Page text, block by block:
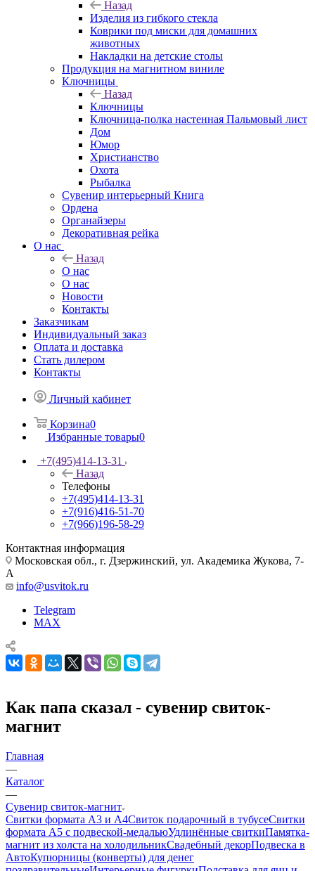
Назад
Изделия из гибкого стекла
Коврики под миски для домашних
животных
Накладки на детские столы
Продукция на магнитном виниле
Ключницы
Назад
Ключницы
Ключница-полка настенная Пальмовый лист
Дом
Юмор
Христианство
Охота
Рыбалка
Сувенир интерьерный Книга
Ордена
Органайзеры
Декоративная рейка
О нас
Назад
О нас
О нас
Новости
Контакты
Заказчикам
Индивидуальный заказ
Оплата и доставка
Стать дилером
Контакты
Личный кабинет
Корзина0
Избранные товары0
+7(495)414-13-31
Назад
Телефоны
+7(495)414-13-31
+7(916)416-51-70
+7(966)196-58-29
Контактная информация
Московская обл., г. Дзержинский, ул. Академика Жукова, 7-
А
info@usvitok.ru
Telegram
MAX
Как папа сказал - сувенир свиток-
магнит
Главная
—
Каталог
—
Сувенир свиток-магнит
Свитки формата А3 и А4Свиток подарочный в тубусеСвитки
формата А5 с подвеской-медальюУдлинённые свиткиПамятка-
магнит из холста на холодильникСвадебный декорПодвеска в
АвтоКупюрницы (конверты) для денег